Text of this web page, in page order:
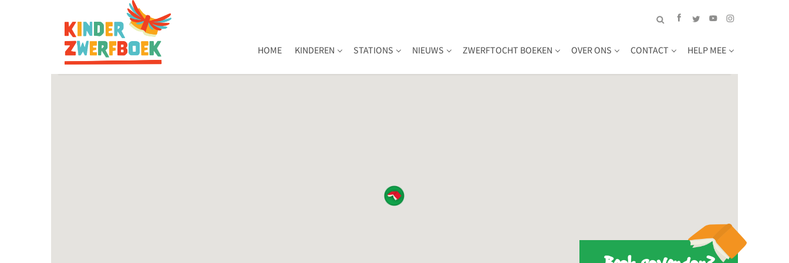
HOME KINDEREN STATIONS NIEUWS ZWERFTOCHT BOEKEN OVER ONS CONTACT HELP MEE